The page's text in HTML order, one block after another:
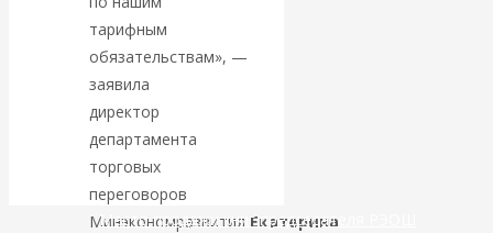
банковской
сфере России
уже начался
тарифным
обязательствам», —
заявила
директор
департамента
торговых
переговоров
Минэкономразвития Екатерина
Место продажи книг председателя РЭОШ